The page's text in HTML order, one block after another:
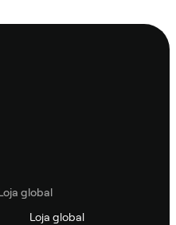
global
Loja global